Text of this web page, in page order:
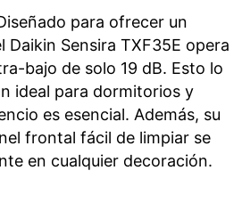
para ofrecer un
Daikin Sensira TXF35E opera
bajo de solo 19 dB. Esto lo
ideal para dormitorios y
es esencial. Además, su
frontal fácil de limpiar se
en cualquier decoración.